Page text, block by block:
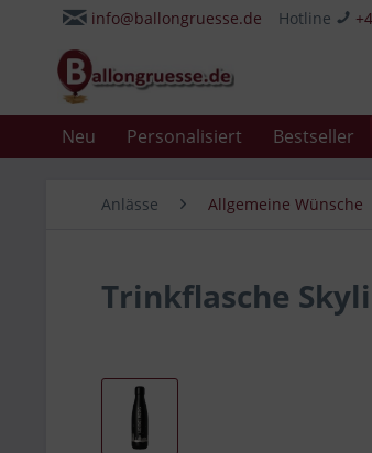
info@ballongruesse.de Hotline
Neu Personalisiert Bestseller
Anlässe Allgemeine Wünsche
Trinkflasche